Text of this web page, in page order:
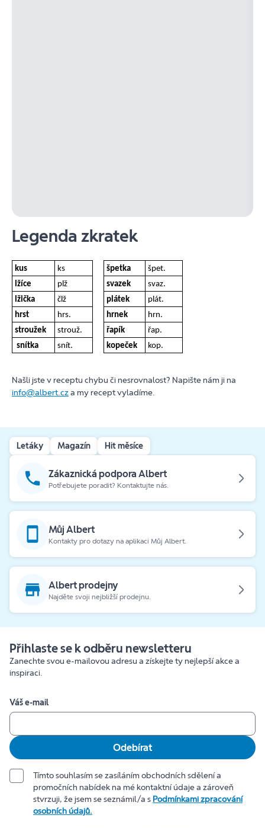
Legenda zkratek
kus ks špetka
špet.
lžíce
plž svazek
svaz.
lžička
člž plátek
plát.
hrst
hrs. hrnek
hrn.
stroužek
strouž. řapík
řap.
snítka
snít. kopeček kop.
Našli jste v receptu chybu či nesrovnalost? Napište nám ji na
info@albert.cza my recept vyladíme.
Letáky Magazín Hit měsíce
Zákaznická podpora Albert
Potřebujete poradit? Kontaktujte nás.
Můj Albert
Kontakty pro dotazy na aplikaci Můj Albert.
Albert prodejny
Najděte svoji nejbližší prodejnu.
Přihlaste se k odběru newsletteru
Zanechte svou e-mailovou adresu a získejte ty nejlepší akce a
inspiraci.
Váš e-mail
Odebírat
Tímto souhlasím se zasíláním obchodních sdělení a
promočních nabídek na mé kontaktní údaje a zároveň
stvrzuji, že jsem se seznámil/a s Podmínkami zpracování
osobních údajů.